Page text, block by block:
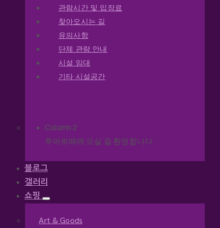
관람시간 및 입장료
찾아오시는 길
유의사항
단체 관람 안내
시설 임대
기타 시설공간
Column 2
루아르떼에 오실 걸 환영합니다.
블로그
갤러리
쇼핑
Art & Goods